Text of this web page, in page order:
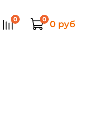
0 0 0 руб